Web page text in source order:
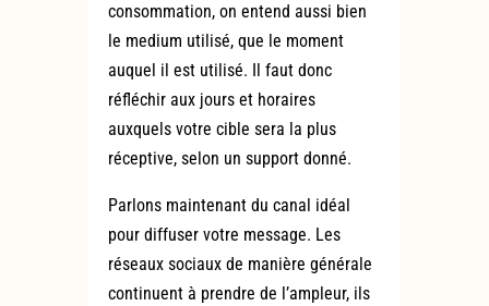
consommation, on entend aussi bien
le medium utilisé, que le moment
auquel il est utilisé. Il faut donc
réfléchir aux jours et horaires
auxquels votre cible sera la plus
réceptive, selon un support donné.
Parlons maintenant du canal idéal
pour diffuser votre message. Les
réseaux sociaux de manière générale
continuent à prendre de l’ampleur, ils